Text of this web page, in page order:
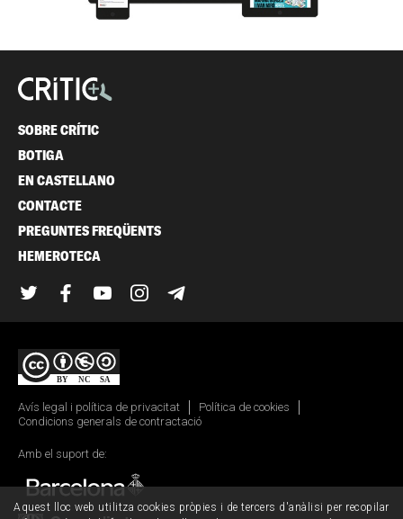
SOBRE CRÍTIC
BOTIGA
EN CASTELLANO
CONTACTE
PREGUNTES FREQÜENTS
HEMEROTECA
TwitterFacebook
YouTubeInstagram
Avís legal i política de privacitat
Política de cookies
Condicions generals de contractació
Amb el suport de:
Aquest lloc web utilitza cookies pròpies i de tercers d'anàlisi per recopilar